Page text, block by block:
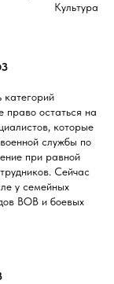
Культура
категорий
право остаться на
которые
службы по
при равной
Сейчас
у семейных
ВОВ и боевых